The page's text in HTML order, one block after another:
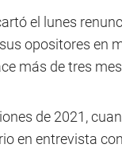
el lunes
opositores en
más de tres
de 2021,
en entrevista